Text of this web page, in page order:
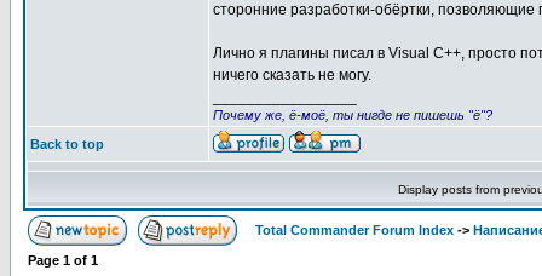
сторонние разработки-обёртки,
Лично я плагины писал в Visual C++, просто
ничего сказать не могу.
Почему же, ё-моё, ты нигде не пишешь "ё"?
Back to top
Display posts from
Total Commander Forum Index ->
Page 1 of 1